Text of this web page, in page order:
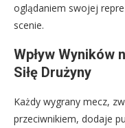
oglądaniem swojej
scenie.
Wpływ Wyników
Siłę Drużyny
Każdy wygrany mecz,
przeciwnikiem, dodaje